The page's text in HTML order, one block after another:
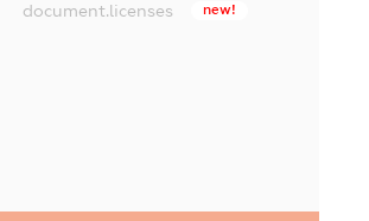
document.licenses new!